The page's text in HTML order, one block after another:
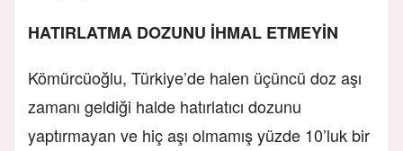
HATIRLATMA DOZUNU İHMAL ETMEYİN
Kömürcüoğlu, Türkiye’de halen üçüncü doz aşı
zamanı geldiği halde hatırlatıcı dozunu
yaptırmayan ve hiç aşı olmamış yüzde 10’luk bir